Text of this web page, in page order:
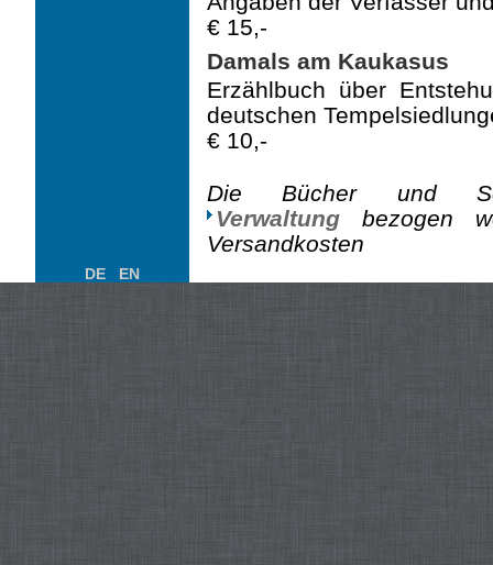
€ 15,-
Damals am Kaukasus
Erzählbuch über
deutschen
€ 10,-
Die Bücher und
Verwaltung bezogen
Versandkosten
DE EN